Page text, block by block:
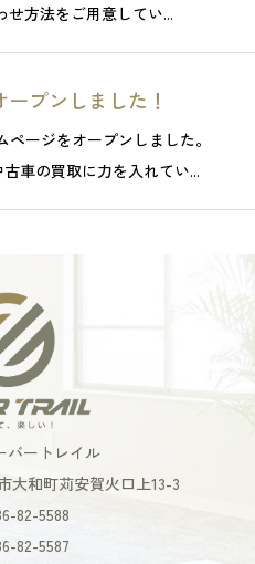
方法をご用意してい...
プンしました！
ページをオープンしました。
車の買取に力を入れてい...
バートレイル
大和町苅安賀火口上13-3
82-5588
82-5587